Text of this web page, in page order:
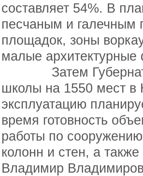
составляет 54%. В
песчаным и галечным
площадок, зоны
малые
Затем Губернатор
школы на 1550 мест в
эксплуатацию
время готовность
работы по
колонн и стен, а
Владимир